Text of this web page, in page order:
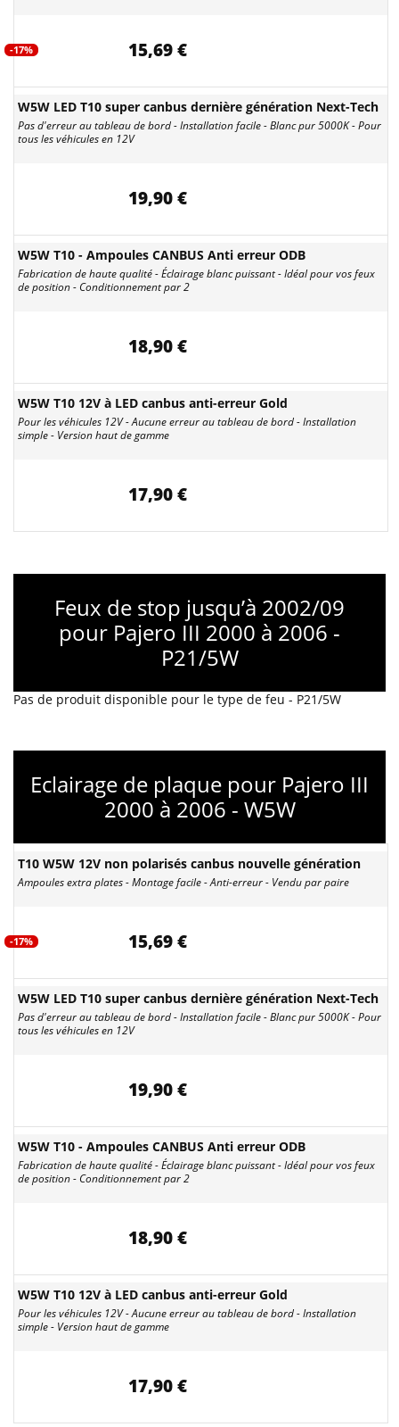
-17% 15,69 €
W5W LED T10 super canbus dernière génération Next-Tech
Pas d'erreur au tableau de bord - Installation facile - Blanc pur 5000K - Pour
tous les véhicules en 12V
19,90 €
W5W T10 - Ampoules CANBUS Anti erreur ODB
Fabrication de haute qualité - Éclairage blanc puissant - Idéal pour vos feux
de position - Conditionnement par 2
18,90 €
W5W T10 12V à LED canbus anti-erreur Gold
Pour les véhicules 12V - Aucune erreur au tableau de bord - Installation
simple - Version haut de gamme
17,90 €
Feux de stop jusqu’à 2002/09
pour Pajero III 2000 à 2006 -
P21/5W
Pas de produit disponible pour le type de feu - P21/5W
Eclairage de plaque pour Pajero III
2000 à 2006 - W5W
T10 W5W 12V non polarisés canbus nouvelle génération
Ampoules extra plates - Montage facile - Anti-erreur - Vendu par paire
-17% 15,69 €
W5W LED T10 super canbus dernière génération Next-Tech
Pas d'erreur au tableau de bord - Installation facile - Blanc pur 5000K - Pour
tous les véhicules en 12V
19,90 €
W5W T10 - Ampoules CANBUS Anti erreur ODB
Fabrication de haute qualité - Éclairage blanc puissant - Idéal pour vos feux
de position - Conditionnement par 2
18,90 €
W5W T10 12V à LED canbus anti-erreur Gold
Pour les véhicules 12V - Aucune erreur au tableau de bord - Installation
simple - Version haut de gamme
17,90 €